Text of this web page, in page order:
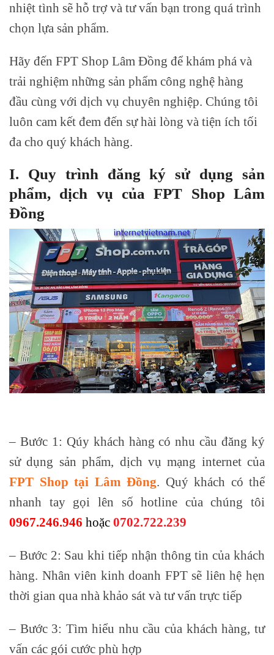
nhiệt tình sẽ hỗ trợ và tư vấn bạn trong quá trình
chọn lựa sản phẩm.
Hãy đến FPT Shop Lâm Đồng để khám phá và
trải nghiệm những sản phẩm công nghệ hàng
đầu cùng với dịch vụ chuyên nghiệp. Chúng tôi
luôn cam kết đem đến sự hài lòng và tiện ích tối
đa cho quý khách hàng.
I. Quy trình đăng ký sử dụng sản
phẩm, dịch vụ của FPT Shop Lâm
Đồng
– Bước 1: Qúy khách hàng có nhu cầu đăng ký
sử dụng sản phẩm, dịch vụ mạng internet của
FPT Shop tại Lâm Đồng. Quý khách có thể
nhanh tay gọi lên số hotline của chúng tôi
0967.246.946 hoặc 0702.722.239
– Bước 2: Sau khi tiếp nhận thông tin của khách
hàng. Nhân viên kinh doanh FPT sẽ liên hệ hẹn
thời gian qua nhà khảo sát và tư vấn trực tiếp
– Bước 3: Tìm hiểu nhu cầu của khách hàng, tư
vấn các gói cước phù hợp